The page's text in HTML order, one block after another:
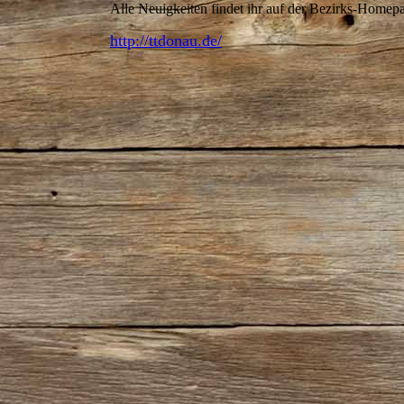
Alle Neuigkeiten findet ihr auf der Bezirks-
http://ttdonau.de/